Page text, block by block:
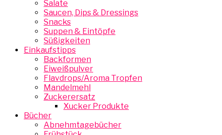
Salate
Saucen, Dips & Dressings
Snacks
Suppen & Eintöpfe
Süßigkeiten
Einkaufstipps
Backformen
Eiweißpulver
Flavdrops/Aroma Tropfen
Mandelmehl
Zuckerersatz
Xucker Produkte
Bücher
Abnehmtagebücher